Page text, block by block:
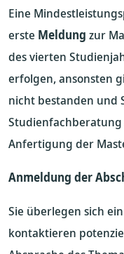
Eine
erste Meldung zur
des vierten
erfolgen, ansonsten
nicht bestanden und
Anfertigung der
Anmeldung der
Sie überlegen sich
kontaktieren